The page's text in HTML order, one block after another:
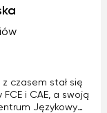
czasem stał się
i CAE, a swoją
Językowym.